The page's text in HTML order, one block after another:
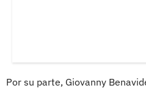
Por su parte, Giovanny